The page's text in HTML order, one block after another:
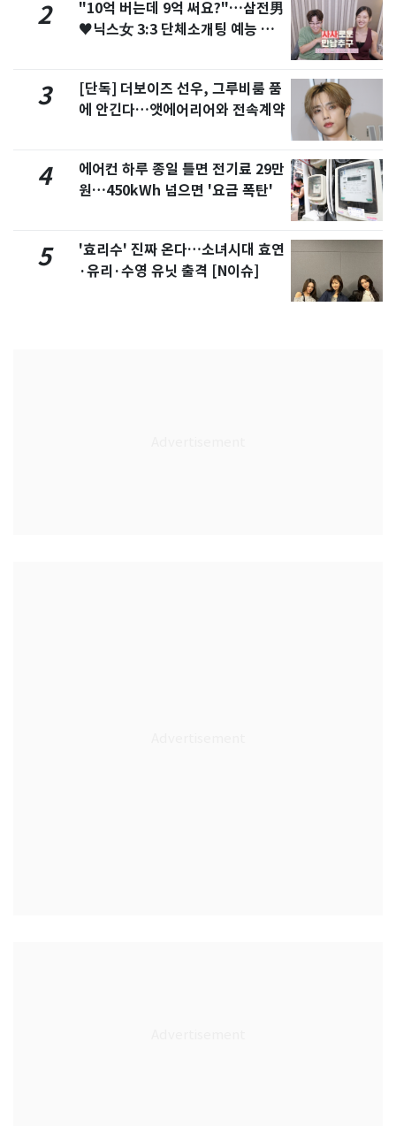
2
"10억 버는데 9억 써요?"…삼전男
♥닉스女 3:3 단체소개팅 예능 화
3
[단독] 더보이즈 선우, 그루비룸 품
에 안긴다…앳에어리어와 전속계약
4
에어컨 하루 종일 틀면 전기료 29만
원…450kWh 넘으면 '요금 폭탄'
5
'효리수' 진짜 온다…소녀시대 효연
·유리·수영 유닛 출격 [N이슈]